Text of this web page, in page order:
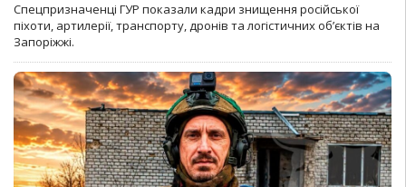
Спецпризначенці ГУР показали кадри знищення російської
піхоти, артилерії, транспорту, дронів та логістичних об’єктів на
Запоріжжі.